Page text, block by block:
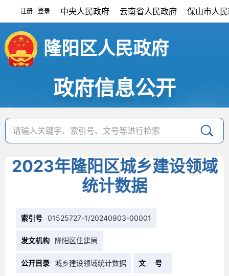
注册 登录 中央人民政府 云南省人民政府 保山市人
隆阳区人民政府
政府信息公开
2023年隆阳区城乡建设领域
统计数据
索引号 01525727-1/20240903-00001
发文机构 隆阳区住建局
公开目录 城乡建设领域统计数据 文 号